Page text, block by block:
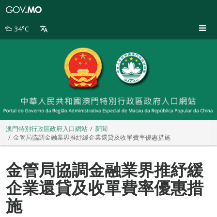
別
34°C
澳門特別行政區政府入口網站
新聞
金管局協調金融業界推紓緩企業還貸及收單費率優惠措施
金管局協調金融業界推紓緩
企業還貸及收單費率優惠措
施